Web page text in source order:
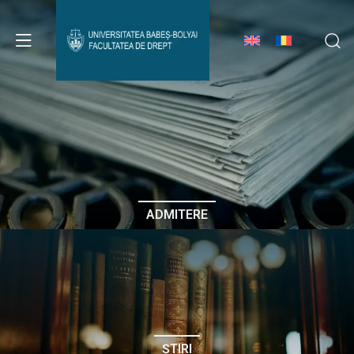
Avizier Studenți
Studii
Admitere
Erasmus & Internațional
Despre Facultate
ADMITERE
ȘTIRI